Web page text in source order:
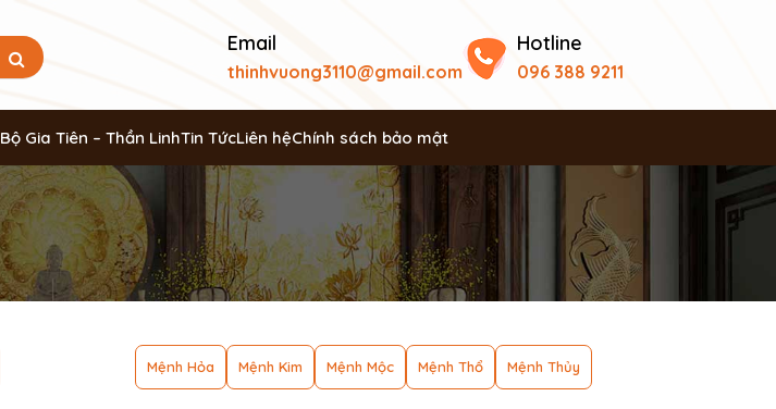
Email
thinhvuong3110@gmail.com
Hotline
096 388 9211
Bộ Gia Tiên – Thần LinhTin TứcLiên hệChính sách bảo mật
Mệnh Hỏa Mệnh Kim Mệnh Mộc Mệnh Thổ Mệnh Thủy